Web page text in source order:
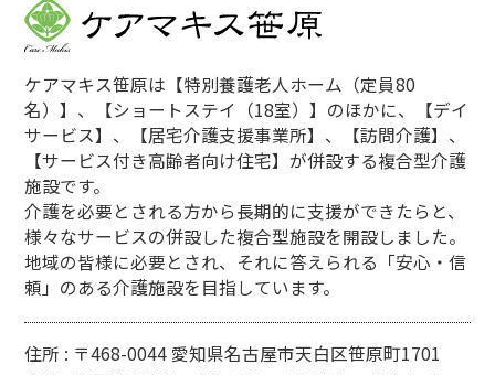
ケアマキス笹原は【特別養護老人ホーム（定員80
名）】、【ショートステイ（18室）】のほかに、【デイ
サービス】、【居宅介護支援事業所】、【訪問介護】、
【サービス付き高齢者向け住宅】が併設する複合型介護
施設です。
介護を必要とされる方から長期的に支援ができたらと、
様々なサービスの併設した複合型施設を開設しました。
地域の皆様に必要とされ、それに答えられる「安心・信
頼」のある介護施設を目指しています。
住所 : 〒468-0044 愛知県名古屋市天白区笹原町1701